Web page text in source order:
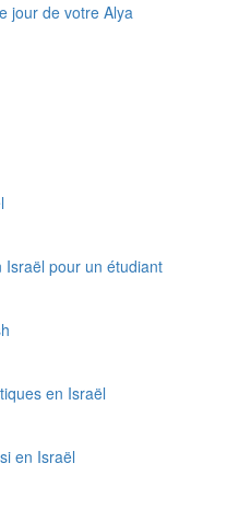
?
?
en
et le
j'ai
douane
?
pour
jour de votre Alya
Israël pour un étudiant
en Israël
en Israël